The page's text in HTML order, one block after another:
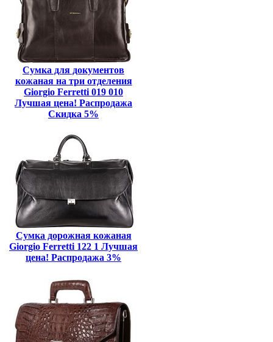
Сумка для документов
кожаная на три отделения
Giorgio Ferretti 019 010
Лучшая цена! Распродажа
Скидка 5%
Сумка дорожная кожаная
Giorgio Ferretti 122 1 Лучшая
цена! Распродажа 3%